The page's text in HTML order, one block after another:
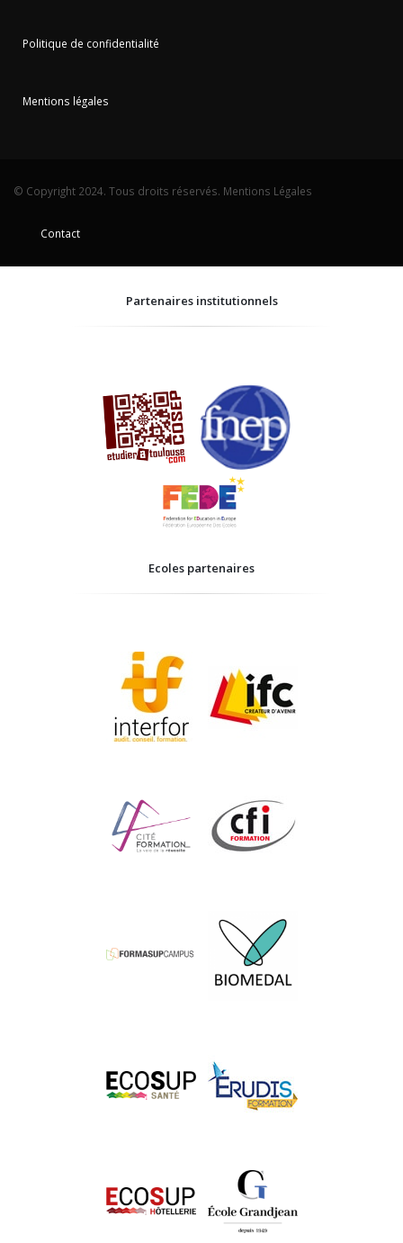
Politique de confidentialité
Mentions légales
© Copyright 2024. Tous droits réservés. Mentions Légales
Contact
Partenaires institutionnels
Ecoles partenaires